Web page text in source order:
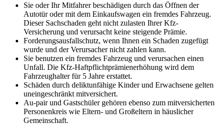
Sie oder Ihr Mitfahrer beschädigen durch das Öffnen der
Autotür oder mit dem Einkaufswagen ein fremdes Fahrzeug.
Dieser Sachschaden geht nicht zulasten Ihrer Kfz-
Versicherung und verursacht keine steigende Prämie.
Forderungsausfallschutz, wenn Ihnen ein Schaden zugefügt
wurde und der Verursacher nicht zahlen kann.
Sie benutzen ein fremdes Fahrzeug und verursachen einen
Unfall. Die Kfz-Haftpflichtprämienerhöhung wird dem
Fahrzeughalter für 5 Jahre erstattet.
Schäden durch deliktunfähige Kinder und Erwachsene gelten
uneingeschränkt mitversichert.
Au-pair und Gastschüler gehören ebenso zum mitversicherten
Personenkreis wie Eltern- und Großeltern in häuslicher
Gemeinschaft.